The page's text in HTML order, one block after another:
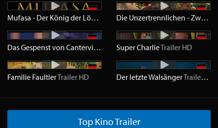
Mufasa - Der König der Löwen Trailer HD Die Unzertrennlichen - Zwei durch Dick und Dünn
Das Gespenst von Canterville TrailerSD
Super CharlieTrailer HD
Familie FaultierTrailer HD Der letzte WalsängerTrailer HD
Top Kino Trailer